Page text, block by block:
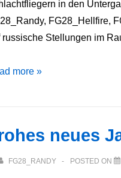
in den
FG28_Hellfire,
russische Stellungen im
more »
neues
FG28_RANDY POSTED ON